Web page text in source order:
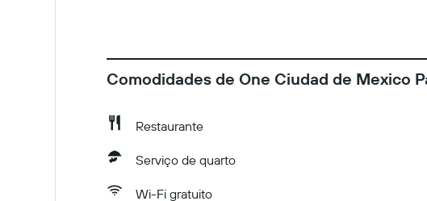
Comodidades de One Ciudad de Mexico
Restaurante
Serviço de quarto
Wi-Fi gratuito